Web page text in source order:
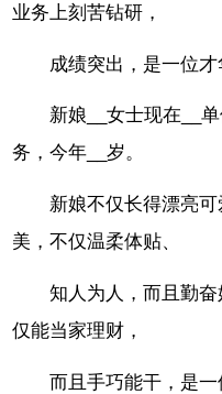
业务上刻苦钻研，
成绩突出，是一位才
新娘__女士现在__
务，今年__岁。
新娘不仅长得漂亮
美，不仅温柔体贴、
知人为人，而且勤
仅能当家理财，
而且手巧能干，是一